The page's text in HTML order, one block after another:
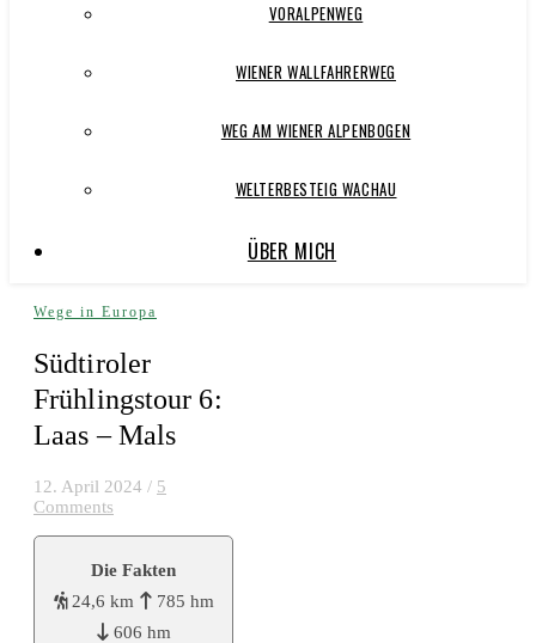
VORALPENWEG
WIENER WALLFAHRERWEG
WEG AM WIENER ALPENBOGEN
WELTERBESTEIG WACHAU
ÜBER MICH
Wege in Europa
Südtiroler
Frühlingstour 6:
Laas – Mals
12. April 2024 / 5
Comments
Die Fakten
24,6 km
785 hm
606 hm